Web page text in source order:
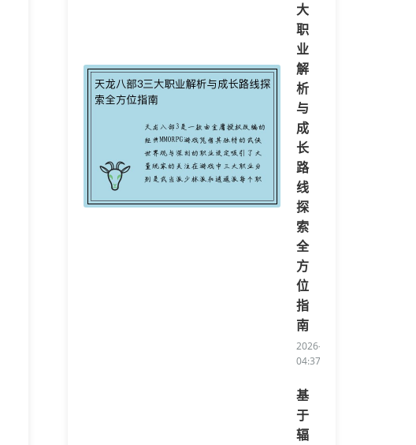
大
职
业
解
析
与
成
长
路
线
探
索
全
方
位
指
南
2026-08-07
04:37:20/li>
基
于
辐